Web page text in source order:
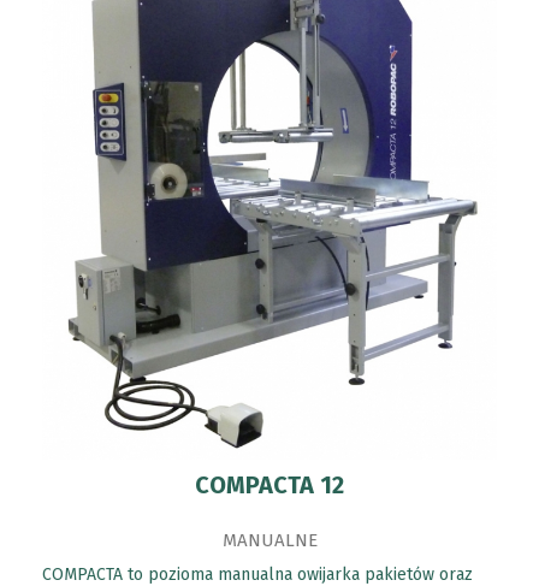
COMPACTA 12
MANUALNE
COMPACTA to pozioma manualna owijarka pakietów oraz